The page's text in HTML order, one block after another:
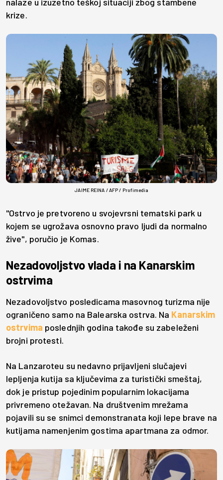
krize.
JAIME REINA / AFP / Profimedia
"Ostrvo je pretvoreno u svojevrsni tematski park u
kojem se ugrožava osnovno pravo ljudi da normalno
žive", poručio je Komas.
Nezadovoljstvo vlada i na Kanarskim
ostrvima
Nezadovoljstvo posledicama masovnog turizma nije
ograničeno samo na Balearska ostrva. Na Kanarskim
ostrvima poslednjih godina takođe su zabeleženi
brojni protesti.
Na Lanzaroteu su nedavno prijavljeni slučajevi
lepljenja kutija sa ključevima za turistički smeštaj,
dok je pristup pojedinim popularnim lokacijama
privremeno otežavan. Na društvenim mrežama
pojavili su se snimci demonstranata koji lepe brave na
kutijama namenjenim gostima apartmana za odmor.